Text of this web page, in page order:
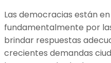
Las democracias están
fundamentalmente por
brindar respuestas
crecientes demandas